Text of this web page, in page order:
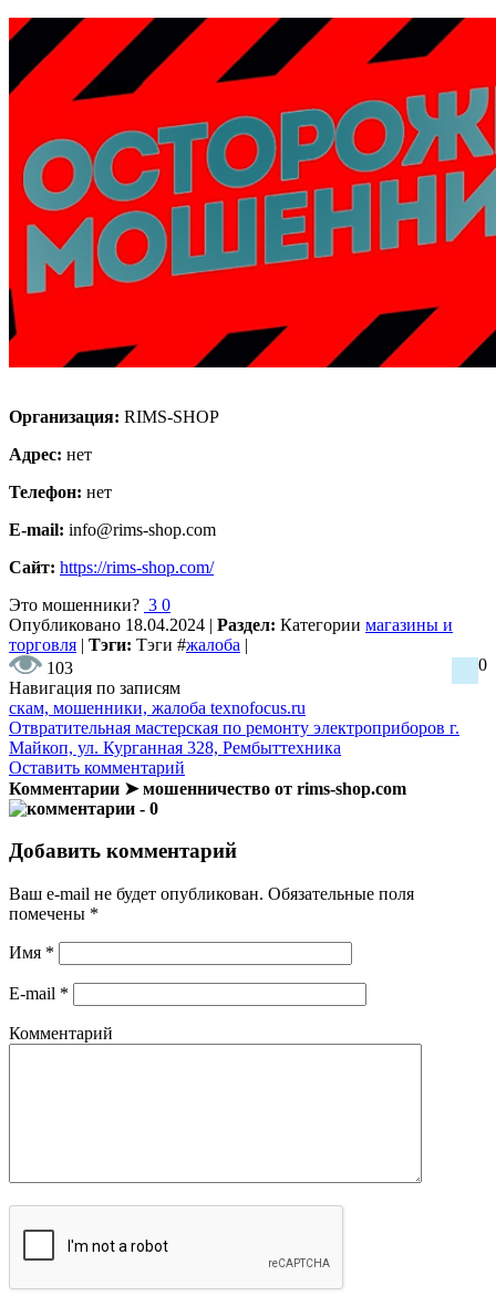
Организация: RIMS-SHOP
Адрес: нет
Телефон: нет
E-mail: info@rims-shop.com
Сайт: https://rims-shop.com/
Это мошенники? 3 0
Опубликовано 18.04.2024 | Раздел: Категории магазины и
торговля | Тэги: Тэги #жалоба |
103
0
Навигация по записям
скам, мошенники, жалоба texnofocus.ru
Отвратительная мастерская по ремонту электроприборов г.
Майкоп, ул. Курганная 328, Рембыттехника
Оставить комментарий
Комментарии ➤ мошенничество от rims-shop.com
- 0
Добавить комментарий
Ваш e-mail не будет опубликован. Обязательные поля
помечены *
Имя *
E-mail *
Комментарий